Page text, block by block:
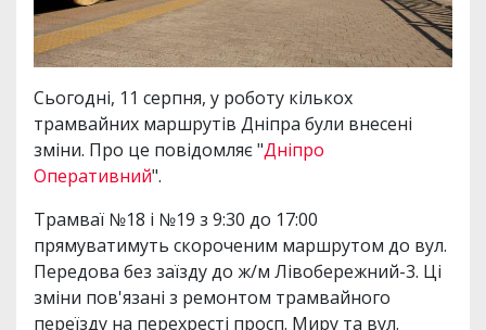
Сьогодні, 11 серпня, у роботу кількох
трамвайних маршрутів Дніпра були внесені
зміни. Про це повідомляє "Дніпро
Оперативний".
Трамваї №18 і №19 з 9:30 до 17:00
прямуватимуть скороченим маршрутом до вул.
Передова без заїзду до ж/м Лівобережний-3. Ці
зміни пов'язані з ремонтом трамвайного
переїзду на перехресті просп. Миру та вул.